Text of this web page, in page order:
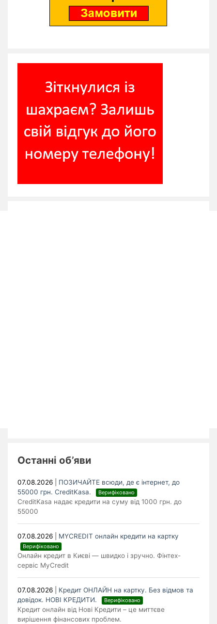
Останні об’яви
07.08.2026
ПОЗИЧАЙТЕ всюди, де є інтернет, до
55000 грн. CreditKasa.
Верифіковано
CreditKasa надає кредити на суму від 1000 грн. до
55000
07.08.2026 MYCREDIT онлайн кредити на картку
Верифіковано
Онлайн кредит в Києві — швидко і зручно. Фінтех-
сервіс MyCredit
07.08.2026
Кредит ОНЛАЙН на картку. Без відмов та
довідок. НОВІ КРЕДИТИ.
Верифіковано
Кредит онлайн від Нові Кредити – це миттєве
вирішення фінансових проблем.